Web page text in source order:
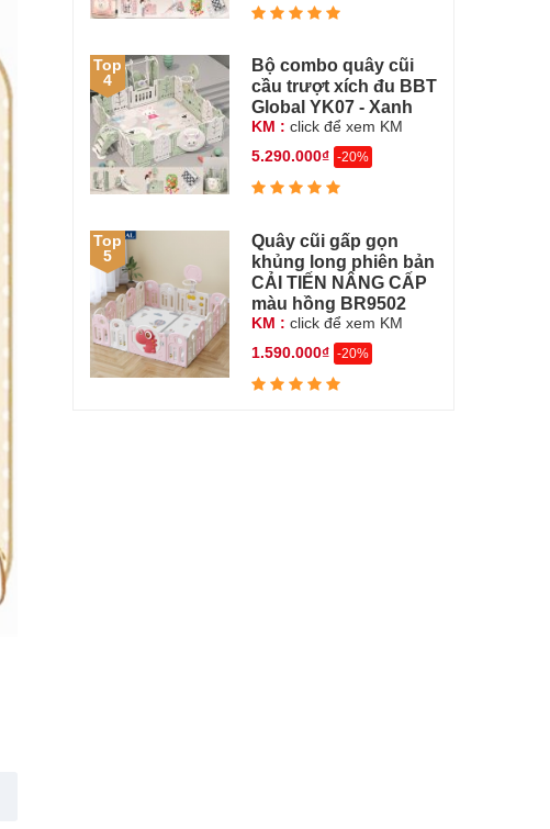
Top
4
Bộ combo quây cũi
cầu trượt xích đu BBT
Global YK07 - Xanh
KM : click để xem KM
5.290.000₫ -20%
Top
5
Quây cũi gấp gọn
khủng long phiên bản
CẢI TIẾN NÂNG CẤP
màu hồng BR9502
KM : click để xem KM
1.590.000₫ -20%